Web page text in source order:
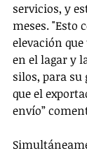
servicios, y
meses. "Esto
elevación
en el lagar y
silos, para su
que el
envío”